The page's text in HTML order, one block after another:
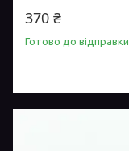
370 ₴
Готово до відправки